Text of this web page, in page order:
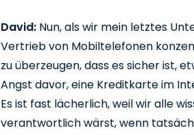
David: Nun, als wir mein letztes
Vertrieb von Mobiltelefonen
zu überzeugen, dass es sicher ist,
Angst davor, eine Kreditkarte im
Es ist fast lächerlich, weil wir alle
verantwortlich wärst, wenn